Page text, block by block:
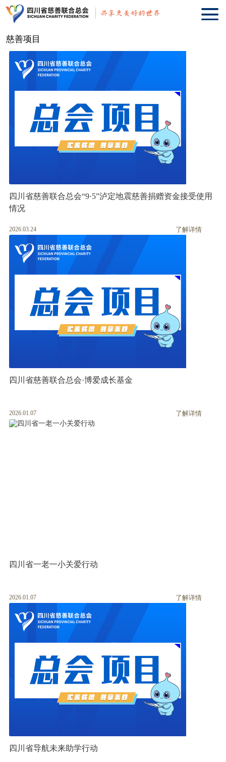
慈善项目
四川省慈善联合总会“9·5”泸定地震慈善捐赠资金接受使用
情况
2026.03.24 了解详情
四川省慈善联合总会·博爱成长基金
2026.01.07 了解详情
四川省一老一小关爱行动
2026.01.07 了解详情
四川省导航未来助学行动